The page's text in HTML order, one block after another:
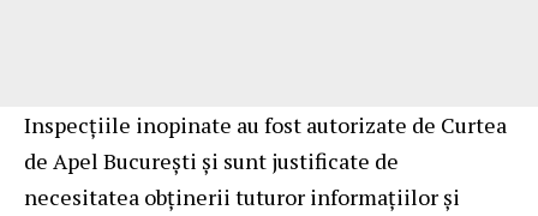
Inspecţiile inopinate au fost autorizate de Curtea
de Apel Bucureşti şi sunt justificate de
necesitatea obţinerii tuturor informaţiilor şi